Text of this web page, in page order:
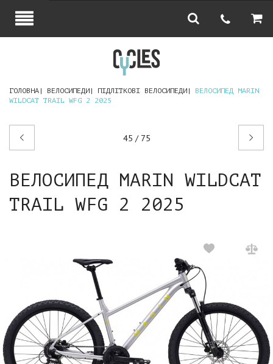
ГОЛОВНА ВЕЛОСИПЕДИ ПІДЛІТКОВІ ВЕЛОСИПЕДИ
ВЕЛОСИПЕД MARIN
WILDCAT TRAIL WFG 2 2025
45 / 75
Наступний
ВЕЛОСИПЕД MARIN WILDCAT
TRAIL WFG 2 2025